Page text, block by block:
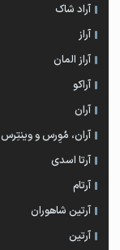
آراد شاک
آراز
آراز المان
آراکو
آران
آران، مُوِرس و وینتِرس
آرتا اسدی
آرتام
آرتين شاهوران
آرتین